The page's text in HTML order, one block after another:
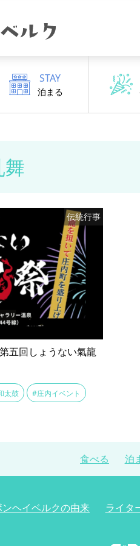
STAY
泊まる
舞
五回しょうない氣龍
伝統行事
太鼓 #庄内イベント
食べる 泊
ンヘイベルクの由来 ライタ